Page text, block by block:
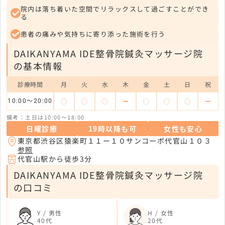
院内は落ち着いた空間でリラックスして過ごすことができ
る
患者の痛みや気持ちに寄り添った施術を行う
DAIKANYAMA IDE整骨院鍼灸マッサージ院
の基本情報
診療時間 月 火 水 木 金 土 日 祝
10:00〜20:00 ◯ ◯ ◯ ー ◯ ◯ ◯ ー
備考：土日は10:00〜18:00
日曜診療 19時以降も可
女性も安心
東京都渋谷区猿楽町１１ー１０サンコーポ代官山１０３
参照
代官山駅から徒歩3分
DAIKANYAMA IDE整骨院鍼灸マッサージ院
の口コミ
Y / 男性
40代
H / 女性
20代